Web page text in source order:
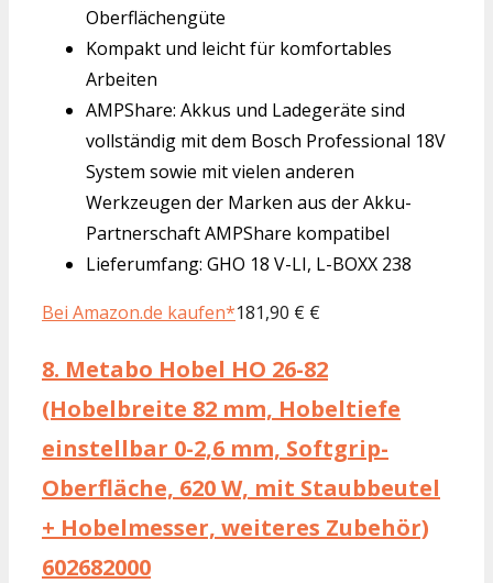
Oberflächengüte
Kompakt und leicht für komfortables
Arbeiten
AMPShare: Akkus und Ladegeräte sind
vollständig mit dem Bosch Professional 18V
System sowie mit vielen anderen
Werkzeugen der Marken aus der Akku-
Partnerschaft AMPShare kompatibel
Lieferumfang: GHO 18 V-LI, L-BOXX 238
Bei Amazon.de kaufen*181,90 € €
8. Metabo Hobel HO 26-82
(Hobelbreite 82 mm, Hobeltiefe
einstellbar 0-2,6 mm, Softgrip-
Oberfläche, 620 W, mit Staubbeutel
+ Hobelmesser, weiteres Zubehör)
602682000